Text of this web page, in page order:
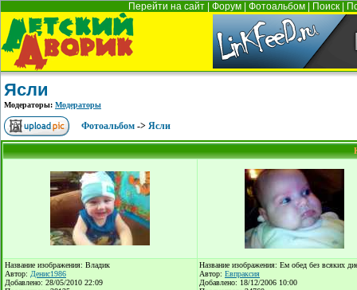
Перейти на сайт Форум Фотоальбом Поиск
Ясли
Модераторы: Модераторы
Фотоальбом -> Ясли
Название изображения: Владик
Автор: Денис1986
Добавлено: 28/05/2010 22:09
Название изображения: Ем обед без всяких
Автор: Евпраксия
Добавлено: 18/12/2006 10:00